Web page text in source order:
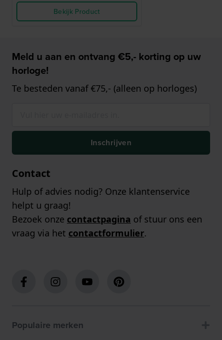
Bekijk Product
Meld u aan en ontvang €5,- korting op uw
horloge!
Te besteden vanaf €75,- (alleen op horloges)
Inschrijven
Contact
Hulp of advies nodig? Onze klantenservice
helpt u graag!
Bezoek onze contactpagina of stuur ons een
vraag via het contactformulier.
Populaire merken